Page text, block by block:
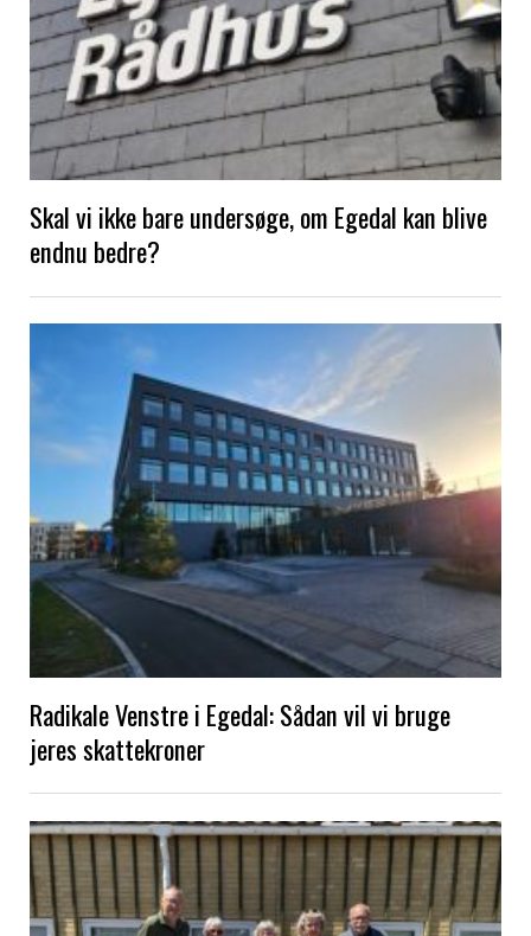
Skal vi ikke bare undersøge, om Egedal kan blive
endnu bedre?
Radikale Venstre i Egedal: Sådan vil vi bruge
jeres skattekroner